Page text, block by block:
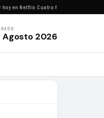
en Netflix·Cuatro festivales de cine
Agosto 2026